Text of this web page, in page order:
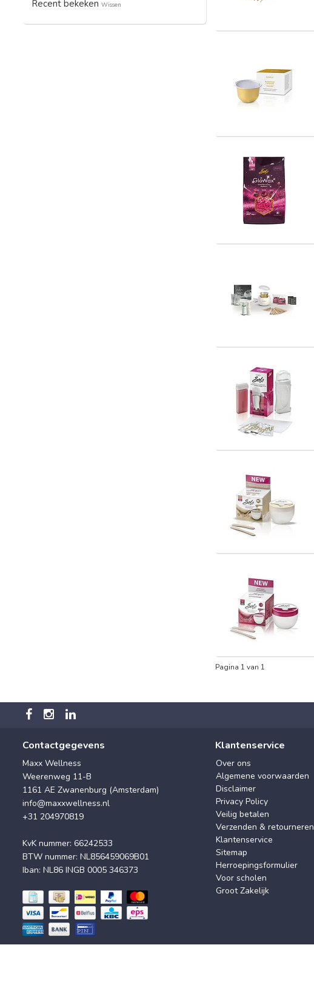
Recent bekeken Wissen
Pagina 1 van 1
Contactgegevens
Maxx Wellness
Weerenweg 11-B
1161 AE Zwanenburg (Amsterdam)
info@maxxwellness.nl
+31 204970819
KvK nummer: 66242533
BTW nummer: NL856459069B01
Iban: NL86 INGB 0005 346373
Klantenservice
Over ons
Algemene voorwaarden
Disclaimer
Privacy Policy
Veilig betalen
Verzenden & retourneren
Klantenservice
Sitemap
Herroepingsformulier
Voor scholen
Groot Zakelijk